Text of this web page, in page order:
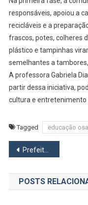
responsáveis, apoiou a
recicláveis e a
frascos, potes, colheres
plástico e tampinhas
semelhantes a
A professora Gabriela
partir dessa iniciativa,
cultura e entretenimento
Tagged educação
Navegação
de
Post
Prefeiturável
POSTS